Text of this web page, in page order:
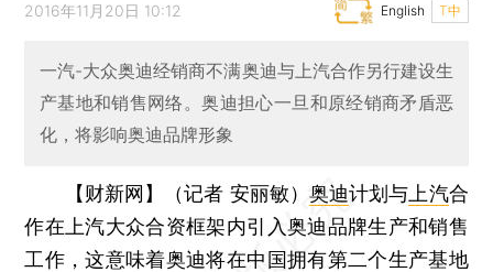
2016年11月20日 10:12 T中
English
一汽-大众奥迪经销商不满奥迪与上汽合作另行建设生
产基地和销售网络。奥迪担心一旦和原经销商矛盾恶
化，将影响奥迪品牌形象
【财新网】（记者 安丽敏） 奥迪计划与 上汽合
作在上汽大众合资框架内引入奥迪品牌生产和销售
工作，这意味着奥迪将在中国拥有第二个生产基地